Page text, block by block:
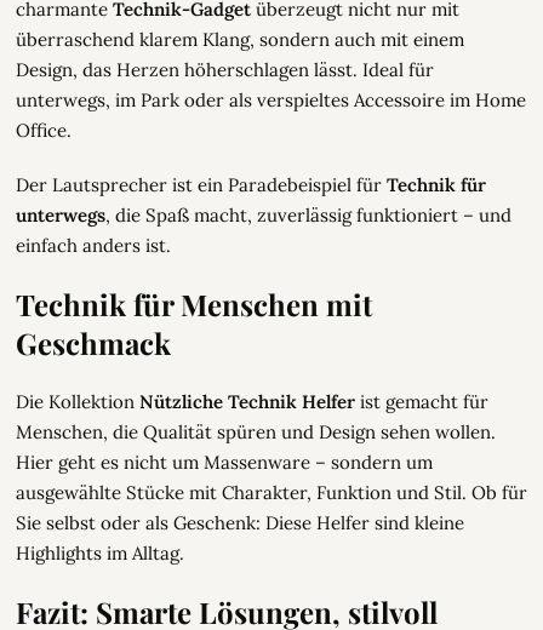
charmante Technik-Gadgetüberzeugt nicht nur mit
überraschend klarem Klang, sondern auch mit einem
Design, das Herzen höherschlagen lässt. Ideal für
unterwegs, im Park oder als verspieltes Accessoire im Home
Office.
Der Lautsprecher ist ein Paradebeispiel für Technik für
unterwegs, die Spaß macht, zuverlässig funktioniert – und
einfach anders ist.
Technik für Menschen mit
Geschmack
Die Kollektion Nützliche Technik Helferist gemacht für
Menschen, die Qualität spüren und Design sehen wollen.
Hier geht es nicht um Massenware – sondern um
ausgewählte Stücke mit Charakter, Funktion und Stil. Ob für
Sie selbst oder als Geschenk: Diese Helfer sind kleine
Highlights im Alltag.
Fazit: Smarte Lösungen, stilvoll